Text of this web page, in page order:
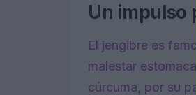
Un impulso
El jengibre es
malestar
cúrcuma, por su